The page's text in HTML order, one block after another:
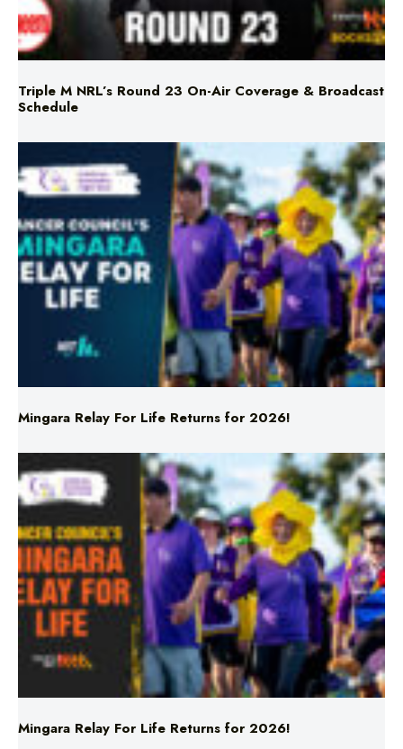
Triple M NRL’s Round 23 On-Air Coverage & Broadcast
Schedule
Mingara Relay For Life Returns for 2026!
Mingara Relay For Life Returns for 2026!